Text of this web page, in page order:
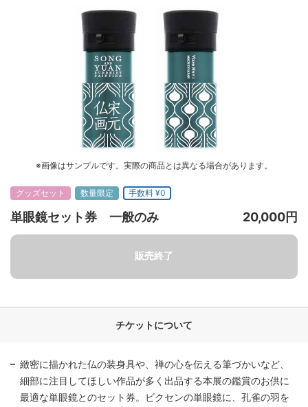
※画像はサンプルです。実際の商品とは異なる場合があります。
グッズセット 数量限定 手数料 ¥0
単眼鏡セット券 一般のみ 20,000円
チケットについて
緻密に描かれた仏の装身具や、禅の心を伝える筆づかいなど、
細部に注目してほしい作品が多く出品する本展の鑑賞のお供に
最適な単眼鏡とのセット券。ビクセンの単眼鏡に、孔雀の羽を